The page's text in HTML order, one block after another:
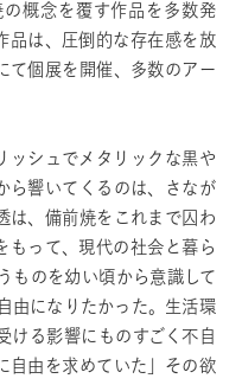
概念を覆す作品を多数発
品は、圧倒的な存在感を放
て個展を開催、多数のアー
ッシュでメタリックな黒や
ら響いてくるのは、さなが
は、備前焼をこれまで囚わ
もって、現代の社会と暮ら
ものを幼い頃から意識して
由になりたかった。生活環
ける影響にものすごく不自
自由を求めていた」その欲